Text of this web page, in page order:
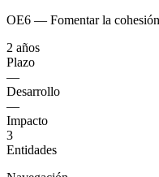
OE6 — Fomentar la
2 años
Plazo
—
Desarrollo
—
Impacto
3
Entidades